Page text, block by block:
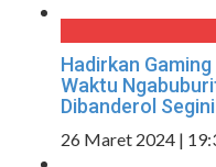
Hadirkan
Waktu
Dibanderol Segini
26 Maret 2024 |